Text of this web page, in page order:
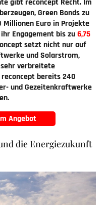
Green Bonds zu
Euro in Projekte
Engagement bis zu6,75
setzt nicht nur auf
und Solarstrom,
verbreitete
bereits 240
und Gezeitenkraftwerke
Angebot
die Energiezukunft